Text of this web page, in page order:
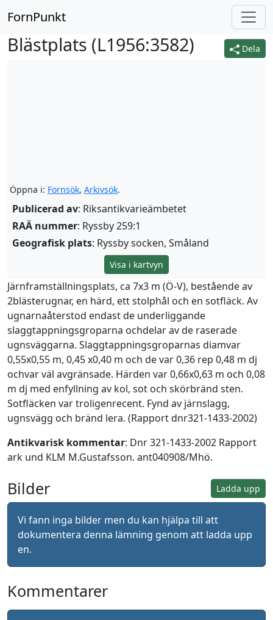
FornPunkt
Dela
Blästplats (L1956:3582)
Öppna i: Fornsök, Arkivsök.
Publicerad av: Riksantikvarieämbetet
RAÄ nummer: Ryssby 259:1
Geografisk plats: Ryssby socken, Småland
Visa i kartvyn
Järnframställningsplats, ca 7x3 m (Ö-V), bestående av
2blästerugnar, en härd, ett stolphål och en sotfläck. Av
ugnarnaåterstod endast de underliggande
slaggtappningsgroparna ochdelar av de raserade
ugnsväggarna. Slaggtappningsgroparnas diamvar
0,55x0,55 m, 0,45 x0,40 m och de var 0,36 rep 0,48 m dj
ochvar väl avgränsade. Härden var 0,66x0,63 m och 0,08
m dj med enfyllning av kol, sot och skörbränd sten.
Sotfläcken var troligenrecent. Fynd av järnslagg,
ugnsvägg och bränd lera. (Rapport dnr321-1433-2002)
Antikvarisk kommentar: Dnr 321-1433-2002 Rapport
ark und KLM M.Gustafsson. ant040908/Mhö.
Ladda upp
Bilder
Vi fann inga bilder men du kan hjälpa till att
dokumentera denna lämning genom att ladda upp
en.
Kommentarer